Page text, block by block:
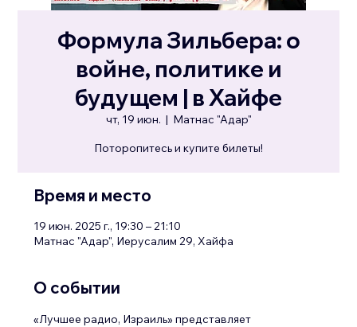
Формула Зильбера: о
войне, политике и
будущем | в Хайфе
чт, 19 июн.
  |
Матнас "Адар"
Поторопитесь и купите билеты!
Время и место
19 июн. 2025 г., 19:30 – 21:10
Матнас "Адар", Иерусалим 29, Хайфа
О событии
«Лучшее радио, Израиль» представляет